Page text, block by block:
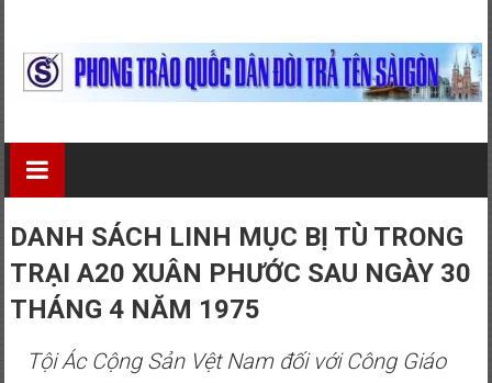
content
Phong
Trào
Quốc
Dân
Đòi
Trả
DANH SÁCH LINH MỤC BỊ TÙ TRONG
TRẠI A20 XUÂN PHƯỚC SAU NGÀY 30
THÁNG 4 NĂM 1975
Tội Ác Cộng Sản Vệt Nam đối với Công Giáo